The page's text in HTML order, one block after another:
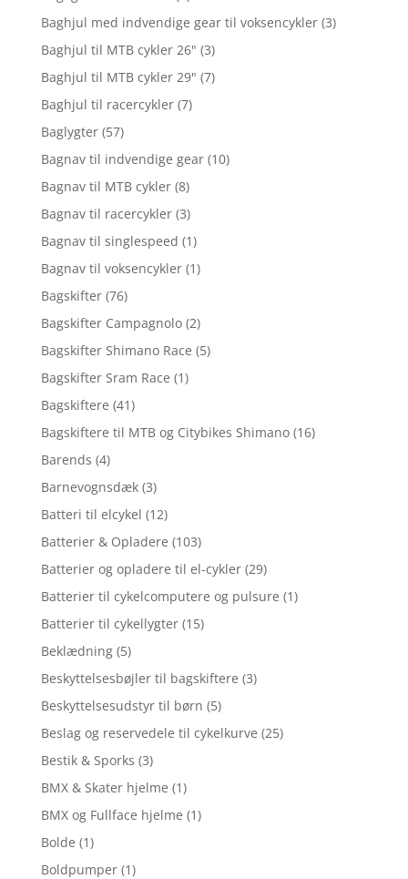
Baghjul med indvendige gear til voksencykler (3)
Baghjul til MTB cykler 26" (3)
Baghjul til MTB cykler 29" (7)
Baghjul til racercykler (7)
Baglygter (57)
Bagnav til indvendige gear (10)
Bagnav til MTB cykler (8)
Bagnav til racercykler (3)
Bagnav til singlespeed (1)
Bagnav til voksencykler (1)
Bagskifter (76)
Bagskifter Campagnolo (2)
Bagskifter Shimano Race (5)
Bagskifter Sram Race (1)
Bagskiftere (41)
Bagskiftere til MTB og Citybikes Shimano (16)
Barends (4)
Barnevognsdæk (3)
Batteri til elcykel (12)
Batterier & Opladere (103)
Batterier og opladere til el-cykler (29)
Batterier til cykelcomputere og pulsure (1)
Batterier til cykellygter (15)
Beklædning (5)
Beskyttelsesbøjler til bagskiftere (3)
Beskyttelsesudstyr til børn (5)
Beslag og reservedele til cykelkurve (25)
Bestik & Sporks (3)
BMX & Skater hjelme (1)
BMX og Fullface hjelme (1)
Bolde (1)
Boldpumper (1)